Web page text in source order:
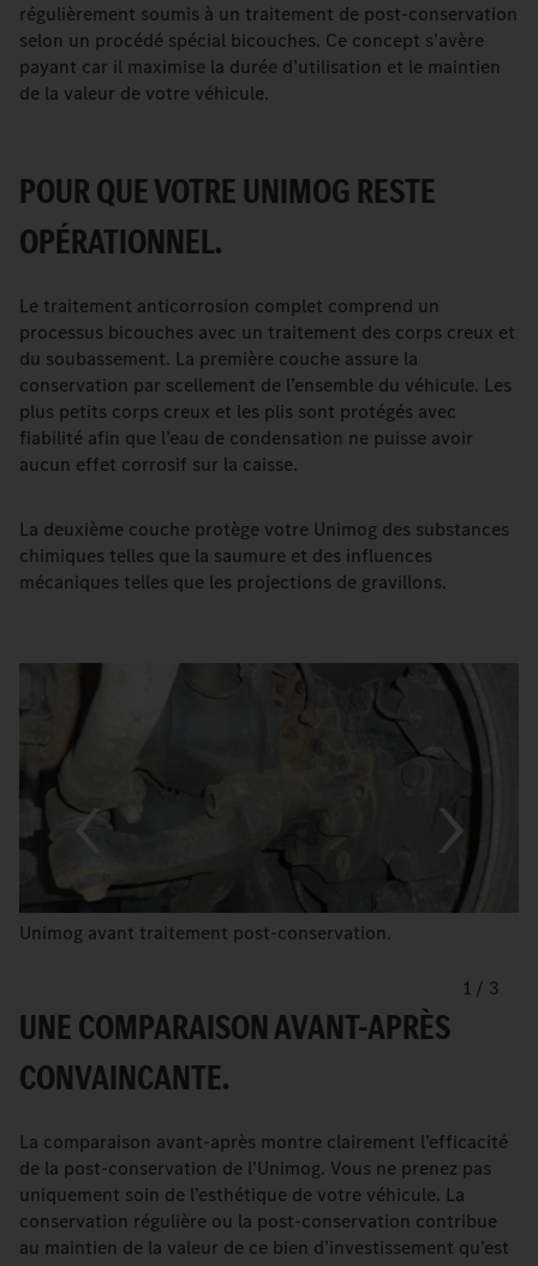
régulièrement soumis à un traitement de post-conservation
selon un procédé spécial bicouches. Ce concept s’avère
payant car il maximise la durée d’utilisation et le maintien
de la valeur de votre véhicule.
POUR QUE VOTRE UNIMOG RESTE
OPÉRATIONNEL.
Le traitement anticorrosion complet comprend un
processus bicouches avec un traitement des corps creux et
du soubassement. La première couche assure la
conservation par scellement de l’ensemble du véhicule. Les
plus petits corps creux et les plis sont protégés avec
fiabilité afin que l’eau de condensation ne puisse avoir
aucun effet corrosif sur la caisse.
La deuxième couche protège votre Unimog des substances
chimiques telles que la saumure et des influences
mécaniques telles que les projections de gravillons.
Unimog avant traitement post-conservation.
1 / 3
UNE COMPARAISON AVANT-APRÈS
CONVAINCANTE.
La comparaison avant-après montre clairement l’efficacité
de la post-conservation de l’Unimog. Vous ne prenez pas
uniquement soin de l’esthétique de votre véhicule. La
conservation régulière ou la post-conservation contribue
au maintien de la valeur de ce bien d’investissement qu’est